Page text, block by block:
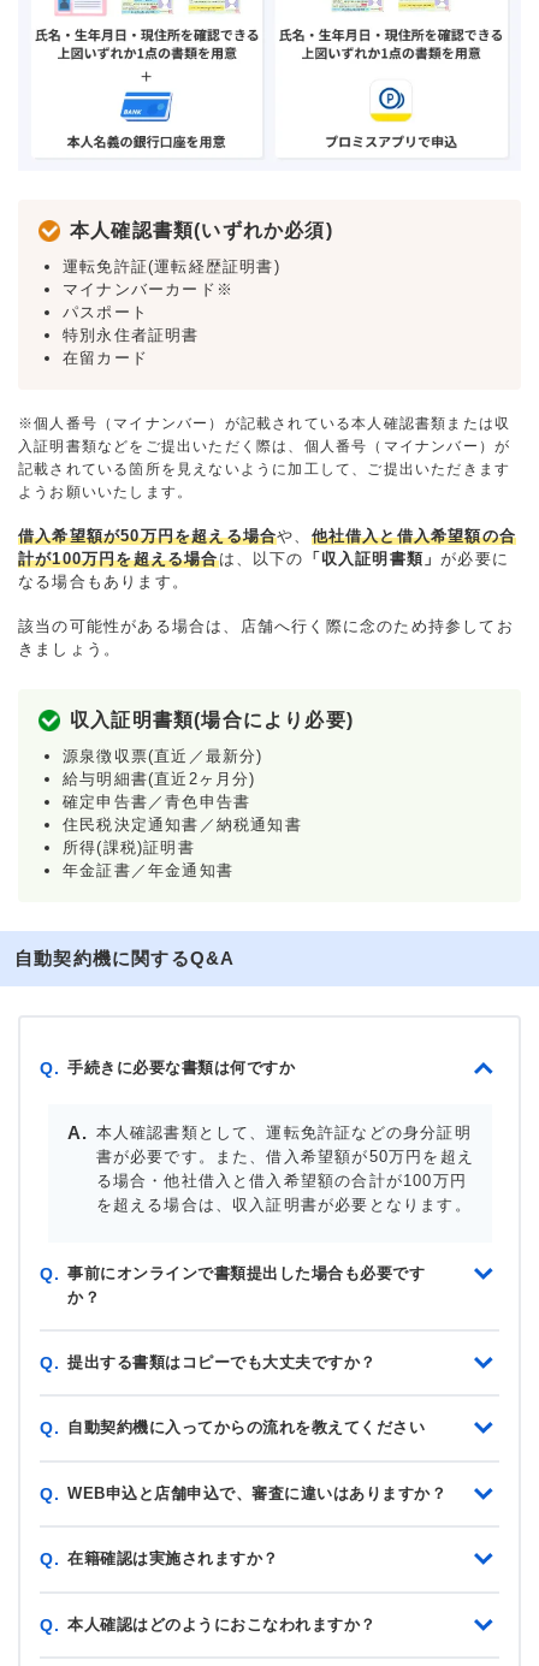
本人確認書類(いずれか必須)
運転免許証(運転経歴証明書)
マイナンバーカード※
パスポート
特別永住者証明書
在留カード
※個人番号（マイナンバー）が記載されている本人確認書類または収
入証明書類などをご提出いただく際は、個人番号（マイナンバー）が
記載されている箇所を見えないように加工して、ご提出いただきます
ようお願いいたします。
借入希望額が50万円を超える場合や、 他社借入と借入希望額の合
計が100万円を超える場合は、以下の 「収入証明書類」が必要に
なる場合もあります。
該当の可能性がある場合は、店舗へ行く際に念のため持参してお
きましょう。
収入証明書類(場合により必要)
源泉徴収票(直近／最新分)
給与明細書(直近2ヶ月分)
確定申告書／青色申告書
住民税決定通知書／納税通知書
所得(課税)証明書
年金証書／年金通知書
自動契約機に関するQ&A
Q. 手続きに必要な書類は何ですか
本人確認書類として、運転免許証などの身分証明
書が必要です。また、借入希望額が50万円を超え
る場合・他社借入と借入希望額の合計が100万円
を超える場合は、収入証明書が必要となります。
Q. 事前にオンラインで書類提出した場合も必要です
か？
Q. 提出する書類はコピーでも大丈夫ですか？
Q. 自動契約機に入ってからの流れを教えてください
Q. WEB申込と店舗申込で、審査に違いはありますか？
Q. 在籍確認は実施されますか？
Q. 本人確認はどのようにおこなわれますか？